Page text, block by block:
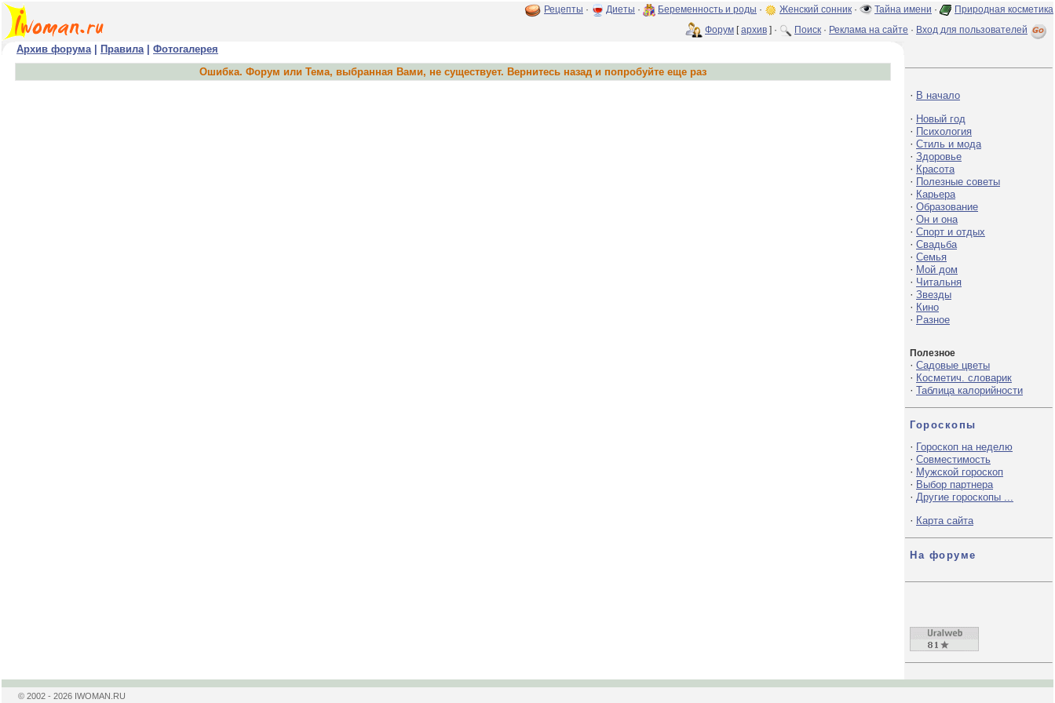
Рецепты · Диеты · Беременность и роды · Женский сонник · Тайна имени ·
Природная косметика
Форум [архив ] · Поиск · Реклама на сайте · Вход для пользователей
Архив форума| Правила| Фотогалерея
Ошибка. Форум или Тема, выбранная Вами, не существует. Вернитесь назад и попробуйте еще раз
· В начало
· Новый год
· Психология
· Стиль и мода
· Здоровье
· Красота
· Полезные советы
· Карьера
· Образование
· Он и она
· Спорт и отдых
· Свадьба
· Семья
· Мой дом
· Читальня
· Звезды
· Кино
· Разное
Полезное
· Садовые цветы
· Косметич. словарик
· Таблица калорийности
Гороскопы
· Гороскоп на неделю
· Совместимость
· Мужской гороскоп
· Выбор партнера
· Другие гороскопы ...
· Карта сайта
На форуме
© 2002 - 2026 IWOMAN.RU